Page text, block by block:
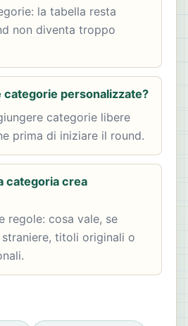
la tabella resta
non diventa troppo
categorie personalizzate?
categorie libere
prima di iniziare il round.
categoria crea
regole: cosa vale, se
titoli originali o